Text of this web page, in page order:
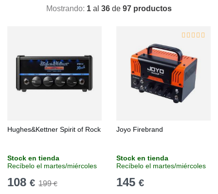
Mostrando: 1 al 36 de 97 productos
Hughes&Kettner Spirit of Rock
Stock en tienda
Recíbelo el martes/miércoles
108 € 199€
Joyo Firebrand
Stock en tienda
Recíbelo el martes/miércoles
145 €